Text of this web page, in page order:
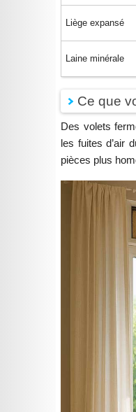
Liège expansé
Laine minérale
Ce que
Des volets
les fuites d’air
pièces plus